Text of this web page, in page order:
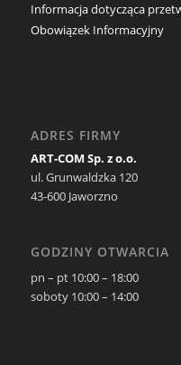
Informacja dotycząca
Obowiązek Informacyjny
ADRES FIRMY
ART-COM Sp. z o.o.
ul. Grunwaldzka 120
43-600 Jaworzno
GODZINY OTWARCIA
pn – pt 10:00 – 18:00
soboty 10:00 – 14:00